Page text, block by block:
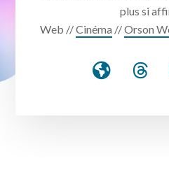
plus si
Web //Cinéma //Orson